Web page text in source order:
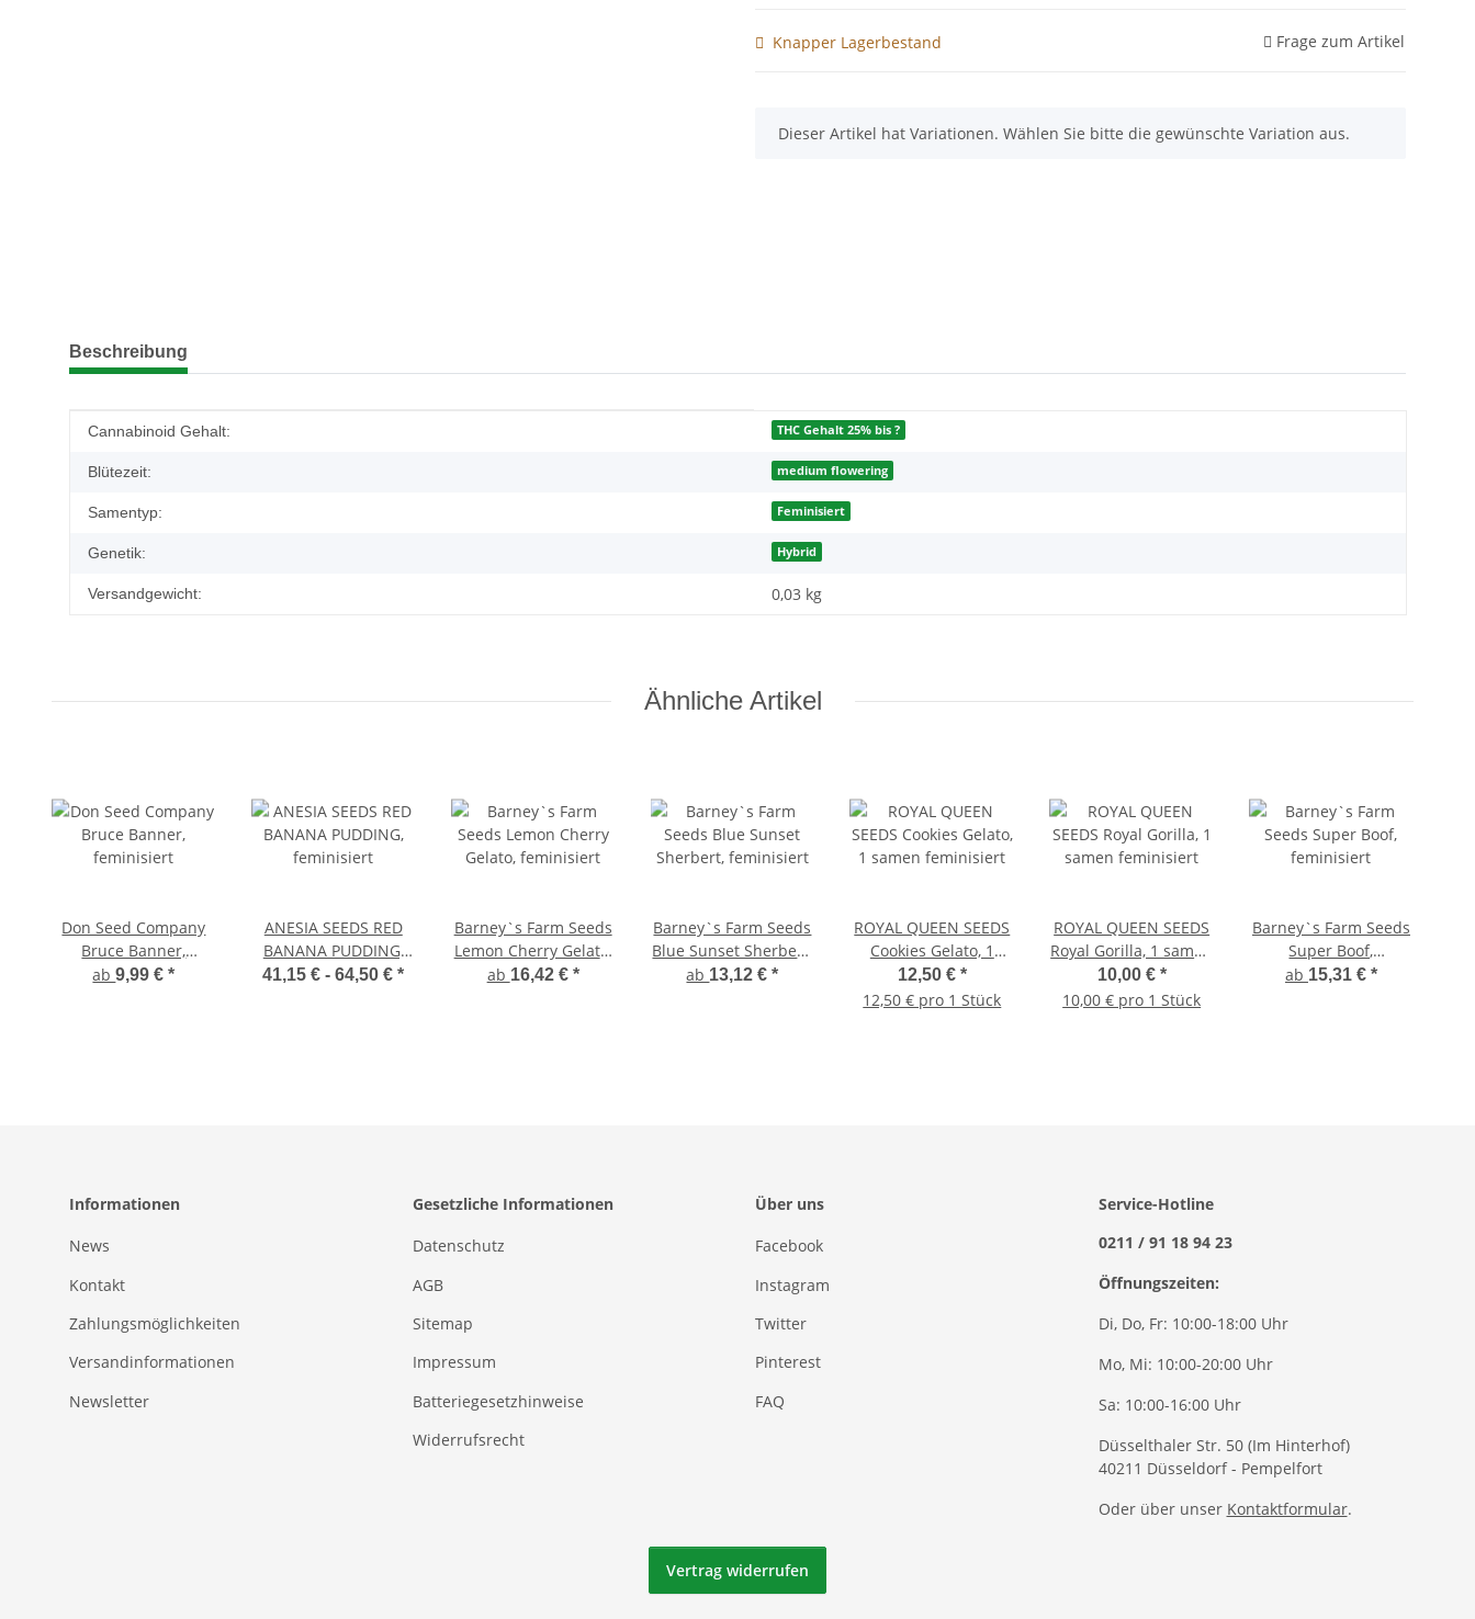
Knapper Lagerbestand Frage zum Artikel
x
Dieser Artikel hat Variationen. Wählen Sie bitte die gewünschte Variation aus.
weitere Registerkarten anzeigen
Beschreibung
Produkteigenschaft
Wert
Cannabinoid Gehalt: THC Gehalt 25% bis ?
Blütezeit: medium flowering
Samentyp: Feminisiert
Genetik: Hybrid
Versandgewicht: 0,03 kg
Ähnliche Artikel
Don Seed Company
Bruce Banner,
feminisiert
ab9,99 €*
ANESIA SEEDS RED
BANANA PUDDING,
feminisiert
41,15 € -64,50 €*
Barney`s Farm Seeds
Lemon Cherry Gelato,
feminisiert
ab 16,42 € *
Barney`s Farm Seeds
Blue Sunset Sherbert,
feminisiert
ab 13,12 €*
ROYAL QUEEN SEEDS
Cookies Gelato, 1
samen feminisiert
12,50 € *
12,50 € pro 1 Stück
ROYAL QUEEN SEEDS
Royal Gorilla, 1 samen
feminisiert
10,00 € *
10,00 € pro 1 Stück
Barney`s Farm Seeds
Super Boof,
feminisiert
ab 15,31 € *
Informationen
News
Kontakt
Zahlungsmöglichkeiten
Versandinformationen
Newsletter
Gesetzliche Informationen
Datenschutz
AGB
Sitemap
Impressum
Batteriegesetzhinweise
Widerrufsrecht
Über uns
Facebook
Instagram
Twitter
Pinterest
FAQ
Service-Hotline
0211 / 91 18 94 23
Öffnungszeiten:
Di, Do, Fr: 10:00-18:00 Uhr
Mo, Mi: 10:00-20:00 Uhr
Sa: 10:00-16:00 Uhr
Düsselthaler Str. 50 (Im Hinterhof)
40211 Düsseldorf - Pempelfort
Oder über unser Kontaktformular.
Vertrag widerrufen